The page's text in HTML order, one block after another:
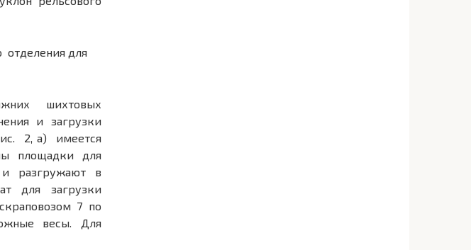
для
шихтовых
и загрузки
2, а) имеется
площадки для
разгружают в
для загрузки
7 по
весы. Для